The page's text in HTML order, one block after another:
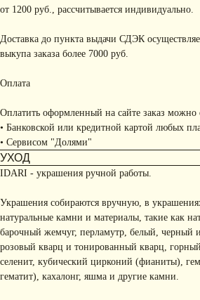
от 1200 руб., рассчитывается индивидуально.
Доставка до пункта выдачи СДЭК
выкупа заказа более 7000 руб.
Оплата
Оплатить оформленный на сайте заказ
• Банковской или кредитной картой любых
• Сервисом "Долями"
УХОД
IDARI - украшения ручной работы.
Украшения собираются вручную, в
натуральные камни и материалы, такие как
барочный жемчуг, перламутр, белый, черный
розовый кварц и тонированный кварц,
селенит, кубический цирконий (фианиты),
гематит), кахалонг, яшма и другие камни.